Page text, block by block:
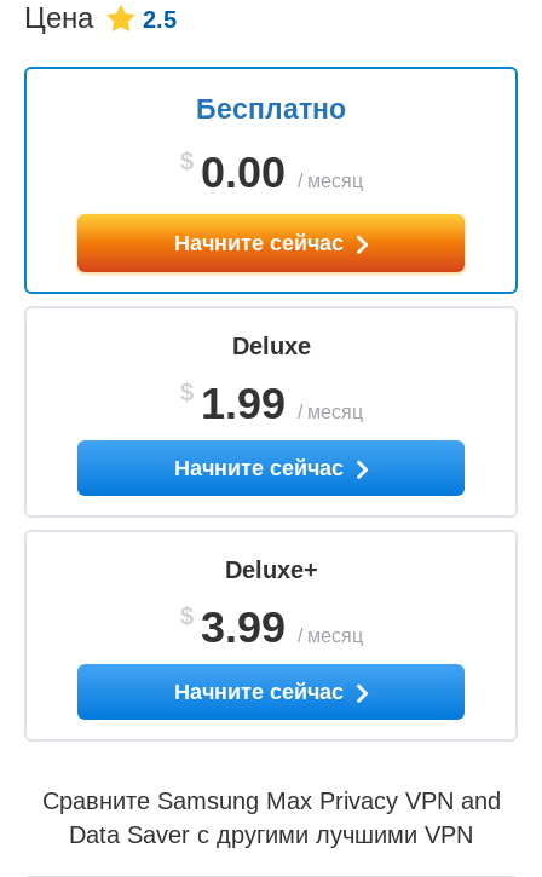
Цена 2.5
Бесплатно
$ 0.00 / месяц
Начните сейчас
Deluxe
$ 1.99 / месяц
Начните сейчас
Deluxe+
$ 3.99 / месяц
Начните сейчас
Сравните Samsung Max Privacy VPN and
Data Saver с другими лучшими VPN